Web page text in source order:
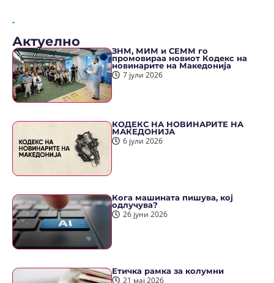
Актуелно
ЗНМ, МИМ и СЕММ го
промовираа новиот Кодекс на
новинарите на Македонија
7 јули 2026
КОДЕКС НА НОВИНАРИТЕ НА
МАКЕДОНИЈА
6 јули 2026
Кога машината пишува, кој
одлучува?
26 јуни 2026
Етичка рамка за колумни
21 мај 2026